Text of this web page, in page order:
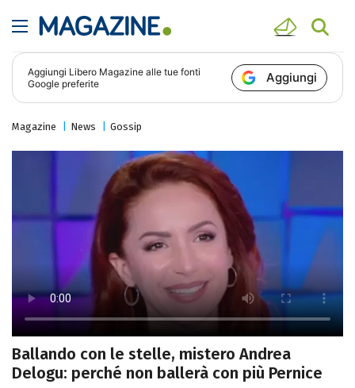
Aggiungi Libero Magazine alle tue fonti
Google preferite
Aggiungi
Magazine News Gossip
Ballando con le stelle, mistero Andrea
Delogu: perché non ballerà con più Pernice